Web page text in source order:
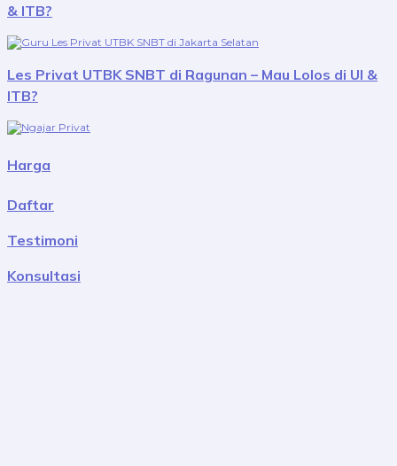
& ITB?
Les Privat UTBK SNBT di Ragunan – Mau Lolos di UI &
ITB?
Harga
Daftar
Testimoni
Konsultasi